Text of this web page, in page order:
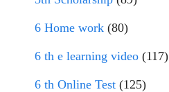
6 Home work (80)
6 th e learning video (117)
6 th Online Test (125)